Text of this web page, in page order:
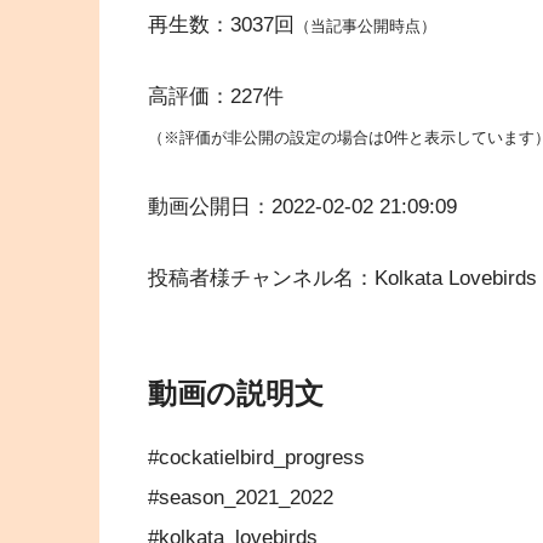
再生数：3037回 （当記事公開時点）
高評価：227件
（※評価が非公開の設定の場合は0件と表示しています
動画公開日：2022-02-02 21:09:09
投稿者様チャンネル名：Kolkata Lovebirds
動画の説明文
#cockatielbird_progress
#season_2021_2022
#kolkata_lovebirds